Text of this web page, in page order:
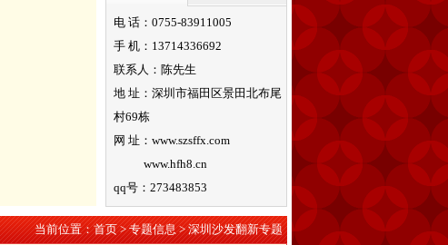
电 话：0755-83911005
手 机：13714336692
联系人：陈先生
地 址：深圳市福田区景田北布尾
村69栋
网 址：www.szsffx.com
www.hfh8.cn
qq号：273483853
当前位置：首页>专题信息> 深圳沙发翻新专题